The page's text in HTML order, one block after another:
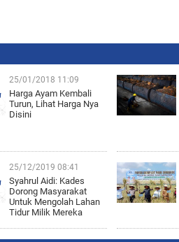
25/01/2018 11:09
Harga Ayam Kembali
Turun, Lihat Harga Nya
Disini
25/12/2019 08:41
Syahrul Aidi: Kades
Dorong Masyarakat
Untuk Mengolah Lahan
Tidur Milik Mereka